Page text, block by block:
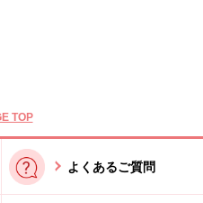
TOP
よくあるご質問